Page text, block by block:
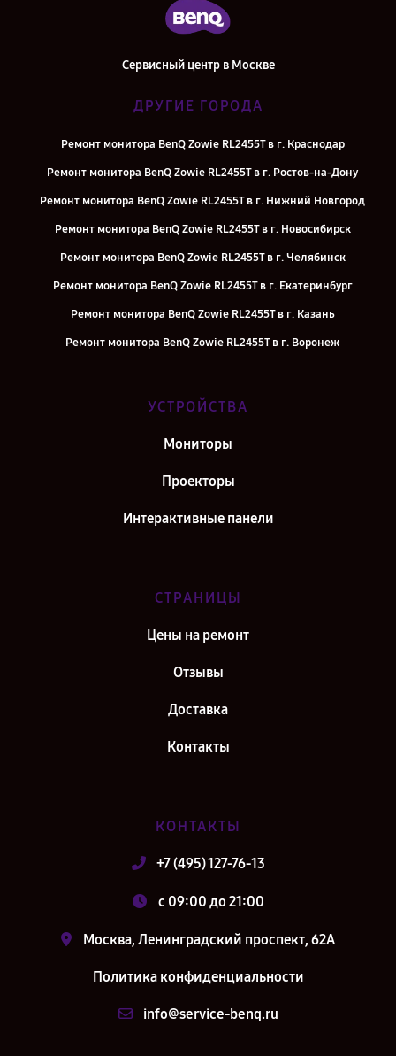
Сервисный центр в Москве
ДРУГИЕ ГОРОДА
Ремонт монитора BenQ Zowie RL2455T в г. Краснодар
Ремонт монитора BenQ Zowie RL2455T в г. Ростов-на-Дону
Ремонт монитора BenQ Zowie RL2455T в г. Нижний Новгород
Ремонт монитора BenQ Zowie RL2455T в г. Новосибирск
Ремонт монитора BenQ Zowie RL2455T в г. Челябинск
Ремонт монитора BenQ Zowie RL2455T в г. Екатеринбург
Ремонт монитора BenQ Zowie RL2455T в г. Казань
Ремонт монитора BenQ Zowie RL2455T в г. Воронеж
Ремонт монитора BenQ Zowie RL2455T в г. Самара
Ремонт монитора BenQ Zowie RL2455T в г. Санкт-Петербург
УСТРОЙСТВА
Мониторы
Проекторы
Интерактивные панели
СТРАНИЦЫ
Цены на ремонт
Отзывы
Доставка
Контакты
КОНТАКТЫ
+7 (495) 127-76-13
c 09:00 до 21:00
Москва, Ленинградский проспект, 62А
Политика конфиденциальности
info@service-benq.ru